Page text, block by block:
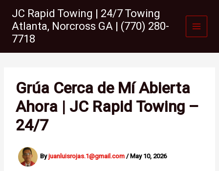
content
JC Rapid Towing | 24/7 Towing
Atlanta, Norcross GA | (770) 280-
7718
Grúa Cerca de Mí Abierta
Ahora | JC Rapid Towing –
24/7
Byjuanluisrojas.1@gmail.com/May 10, 2026